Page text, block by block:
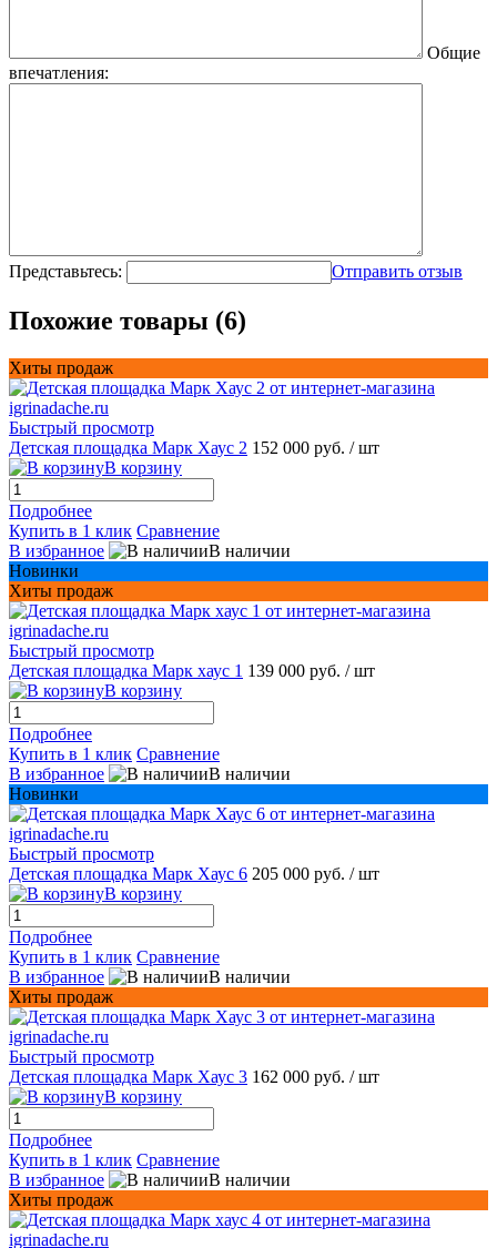
Общие
впечатления:
Представьтесь: Отправить отзыв
Похожие товары (6)
Хиты продаж
Быстрый просмотр
Детская площадка Марк Хаус 2 152 000 руб. / шт
В корзину
Подробнее
Купить в 1 клик Сравнение
В избранное
В наличии
Новинки
Хиты продаж
Быстрый просмотр
Детская площадка Марк хаус 1 139 000 руб. / шт
В корзину
Подробнее
Купить в 1 клик Сравнение
В избранное
В наличии
Новинки
Быстрый просмотр
Детская площадка Марк Хаус 6 205 000 руб. / шт
В корзину
Подробнее
Купить в 1 клик Сравнение
В избранное
В наличии
Хиты продаж
Быстрый просмотр
Детская площадка Марк Хаус 3 162 000 руб. / шт
В корзину
Подробнее
Купить в 1 клик Сравнение
В избранное
В наличии
Хиты продаж